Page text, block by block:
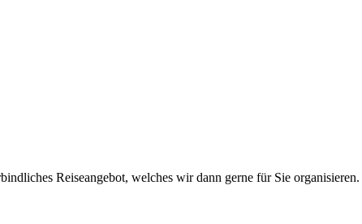
Reiseangebot, welches wir dann gerne für Sie organisieren.